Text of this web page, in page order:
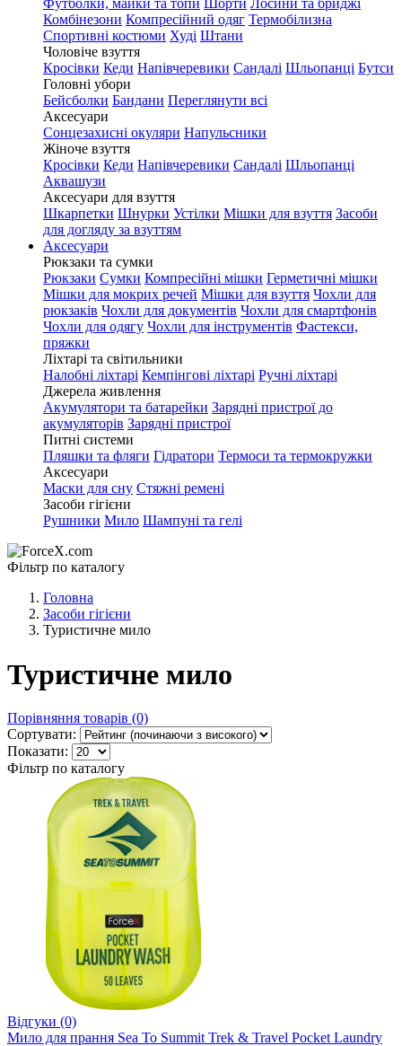
Футболки, майки та топи Шорти Лосини та бриджі
Комбінезони Компресійний одяг Термобілизна
Спортивні костюми Худі Штани
Чоловіче взуття
Кросівки Кеди Напівчеревики Сандалі Шльопанці Бутси
Головні убори
Бейсболки Бандани Переглянути всі
Аксесуари
Сонцезахисні окуляри Напульсники
Жіноче взуття
Кросівки Кеди Напівчеревики Сандалі Шльопанці
Аквашузи
Аксесуари для взуття
Шкарпетки Шнурки Устілки Мішки для взуття Засоби
для догляду за взуттям
Аксесуари
Рюкзаки та сумки
Рюкзаки Сумки Компресійні мішки Герметичні мішки
Мішки для мокрих речей Мішки для взуття Чохли для
рюкзаків Чохли для документів Чохли для смартфонів
Чохли для одягу Чохли для інструментів Фастекси,
пряжки
Ліхтарі та світильники
Налобні ліхтарі Кемпінгові ліхтарі Ручні ліхтарі
Джерела живлення
Акумулятори та батарейки Зарядні пристрої до
акумуляторів Зарядні пристрої
Питні системи
Пляшки та фляги Гідратори Термоси та термокружки
Аксесуари
Маски для сну Стяжні ремені
Засоби гігієни
Рушники Мило Шампуні та гелі
Фільтр по каталогу
Головна
Засоби гігієни
Туристичне мило
Туристичне мило
Порівняння товарів (0)
Сортувати:
Показати:
Фільтр по каталогу
Відгуки (0)
Мило для прання Sea To Summit Trek & Travel Pocket Laundry